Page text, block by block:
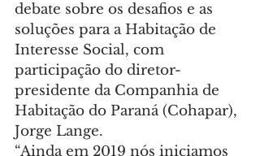
debate sobre os desafios e as
soluções para a Habitação de
Interesse Social, com
participação do diretor-
presidente da Companhia de
Habitação do Paraná (Cohapar),
Jorge Lange.
“Ainda em 2019 nós iniciamos